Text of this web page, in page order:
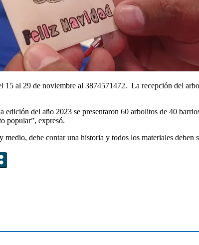
15 al 29 de noviembre al 3874571472. La recepción del
del año 2023 se presentaron 60 arbolitos de 40
popular”, expresó.
debe contar una historia y todos los materiales deben